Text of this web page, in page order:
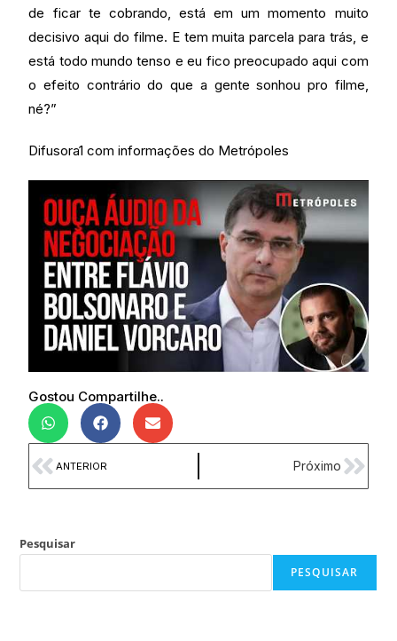
de ficar te cobrando, está em um momento muito
decisivo aqui do filme. E tem muita parcela para trás, e
está todo mundo tenso e eu fico preocupado aqui com
o efeito contrário do que a gente sonhou pro filme,
né?”
Difusora1 com informações do Metrópoles
Gostou Compartilhe..
ANTERIOR Próximo
Pesquisar
PESQUISAR